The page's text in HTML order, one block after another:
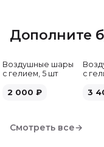
бутонов и
на фото.
Дополните
Воздушные шары
с гелием, 5 шт
2 000 ₽
с
шт
3
Смотреть все→